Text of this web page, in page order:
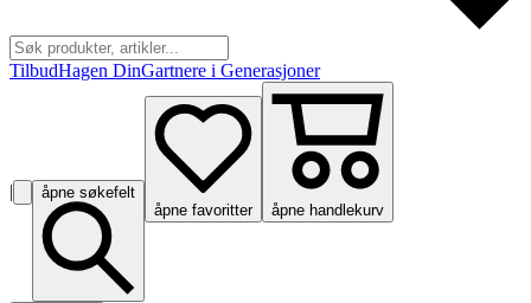
TilbudHagen DinGartnere i Generasjoner
|
åpne søkefelt
åpne favoritter
åpne handlekurv